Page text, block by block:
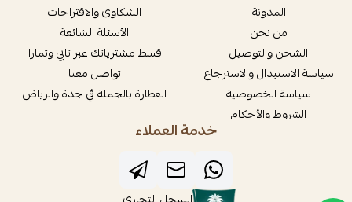
المدونة
من نحن
الشحن والتوصيل
سياسة الاستبدال والاسترجاع
سياسة الخصوصية
الشروط والأحكام
الشكاوى والاقتراحات
الأسئلة الشائعة
قسط مشترياتك عبر تابي وتمارا
تواصل معنا
العطارة بالجملة في جدة والرياض
خدمة العملاء